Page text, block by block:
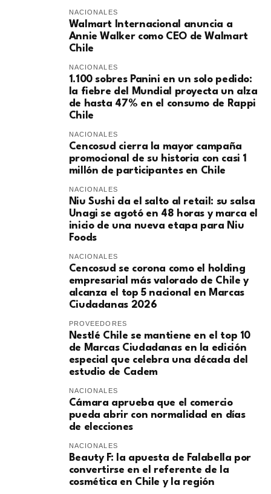
NACIONALES
Walmart Internacional anuncia a
Annie Walker como CEO de Walmart
Chile
NACIONALES
1.100 sobres Panini en un solo pedido:
la fiebre del Mundial proyecta un alza
de hasta 47% en el consumo de Rappi
Chile
NACIONALES
Cencosud cierra la mayor campaña
promocional de su historia con casi 1
millón de participantes en Chile
NACIONALES
Niu Sushi da el salto al retail: su salsa
Unagi se agotó en 48 horas y marca el
inicio de una nueva etapa para Niu
Foods
NACIONALES
Cencosud se corona como el holding
empresarial más valorado de Chile y
alcanza el top 5 nacional en Marcas
Ciudadanas 2026
PROVEEDORES
Nestlé Chile se mantiene en el top 10
de Marcas Ciudadanas en la edición
especial que celebra una década del
estudio de Cadem
NACIONALES
Cámara aprueba que el comercio
pueda abrir con normalidad en días
de elecciones
NACIONALES
Beauty F: la apuesta de Falabella por
convertirse en el referente de la
cosmética en Chile y la región